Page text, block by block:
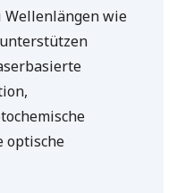
wie
optische